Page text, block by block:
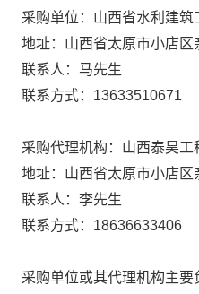
采购单位：山西省水利建筑
地址：山西省太原市小店
联系人：马先生
联系方式：13633510671
采购代理机构：山西泰昊工
地址：山西省太原市小店
联系人：李先生
联系方式：18636633406
采购单位或其代理机构